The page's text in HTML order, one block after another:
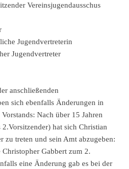
Vereinsjugendausschus
Jugendvertreterin
Jugendvertreter
anschließenden
sich ebenfalls Änderungen in
Nach über 15 Jahren
hat sich Christian
zu treten und sein Amt abzugeben:
Gabbert zum 2.
eine Änderung gab es bei der